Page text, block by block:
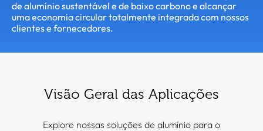
de alumínio sustentável e de baixo carbono e alcançar
uma economia circular totalmente integrada com nossos
clientes e fornecedores.
Visão Geral das Aplicações
Explore nossas soluções de alumínio para o